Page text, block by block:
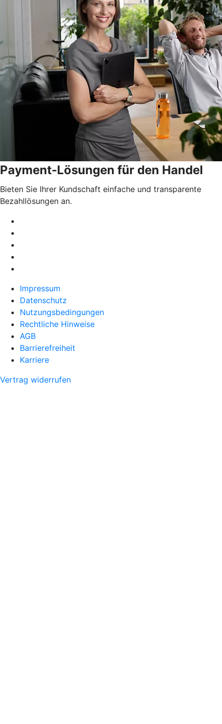
Payment-Lösungen für den Handel
Bieten Sie Ihrer Kundschaft einfache und transparente
Bezahllösungen an.
Impressum
Datenschutz
Nutzungsbedingungen
Rechtliche Hinweise
AGB
Barrierefreiheit
Karriere
Vertrag widerrufen